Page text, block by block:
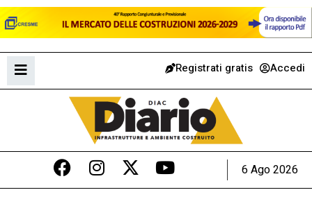
Registrati gratis Accedi
6 Ago 2026